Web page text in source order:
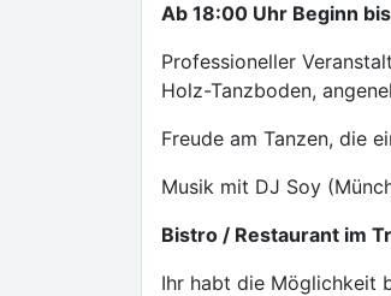
Ab 18:00 Uhr Beginn
Professioneller
Holz-Tanzboden,
Freude am Tanzen, die
Musik mit DJ Soy
Bistro / Restaurant im
Ihr habt die Möglichkeit